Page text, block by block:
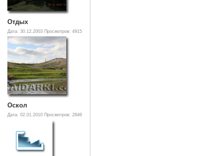
Отдых
Дата: 30.12.2003 Просмотров: 4915
Оскол
Дата: 02.01.2010 Просмотров: 2846